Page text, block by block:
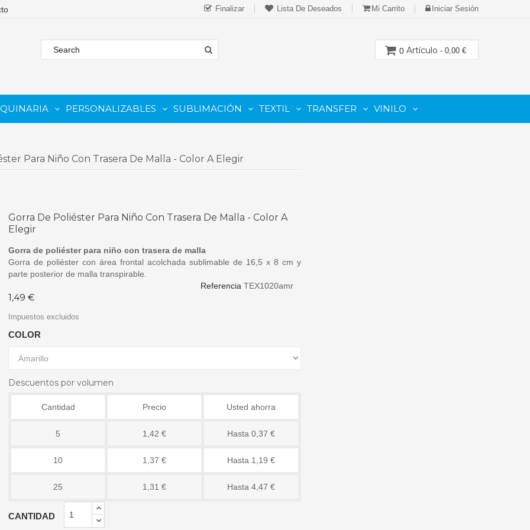
Finalizar Lista De Deseados Mi Carrito Iniciar Sesión
Artículo - 0,00 €
0
PERSONALIZABLES SUBLIMACIÓN TEXTIL TRANSFER VINILO
Para Niño Con Trasera De Malla - Color A Elegir
Gorra De Poliéster Para Niño Con Trasera De Malla - Color A
Elegir
Gorra de poliéster para niño con trasera de malla
Gorra de poliéster con área frontal acolchada sublimable de 16,5 x 8 cm y
parte posterior de malla transpirable.
Referencia TEX1020amr
1,49 €
Impuestos excluidos
COLOR
Descuentos por volumen
Cantidad Precio Usted ahorra
5 1,42 € Hasta 0,37 €
10 1,37 € Hasta 1,19 €
25 1,31 € Hasta 4,47 €
CANTIDAD